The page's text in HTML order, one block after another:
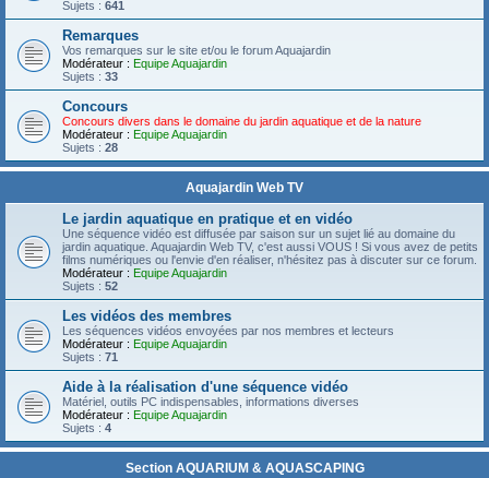
Sujets : 641
Remarques
Vos remarques sur le site et/ou le forum Aquajardin
Modérateur : Equipe Aquajardin
Sujets : 33
Concours
Concours divers dans le domaine du jardin aquatique et de la nature
Modérateur : Equipe Aquajardin
Sujets : 28
Aquajardin Web TV
Le jardin aquatique en pratique et en vidéo
Une séquence vidéo est diffusée par saison sur un sujet lié au domaine du
jardin aquatique. Aquajardin Web TV, c'est aussi VOUS ! Si vous avez de petits
films numériques ou l'envie d'en réaliser, n'hésitez pas à discuter sur ce forum.
Modérateur : Equipe Aquajardin
Sujets : 52
Les vidéos des membres
Les séquences vidéos envoyées par nos membres et lecteurs
Modérateur : Equipe Aquajardin
Sujets : 71
Aide à la réalisation d'une séquence vidéo
Matériel, outils PC indispensables, informations diverses
Modérateur : Equipe Aquajardin
Sujets : 4
Section AQUARIUM & AQUASCAPING